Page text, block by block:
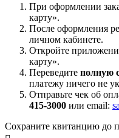
При оформлении
карту».
После оформления
личном кабинете.
Откройте
карту».
Переведите полную
платежу ничего не
Отправьте чек об
415-3000 или email:
Сохраните квитанцию до